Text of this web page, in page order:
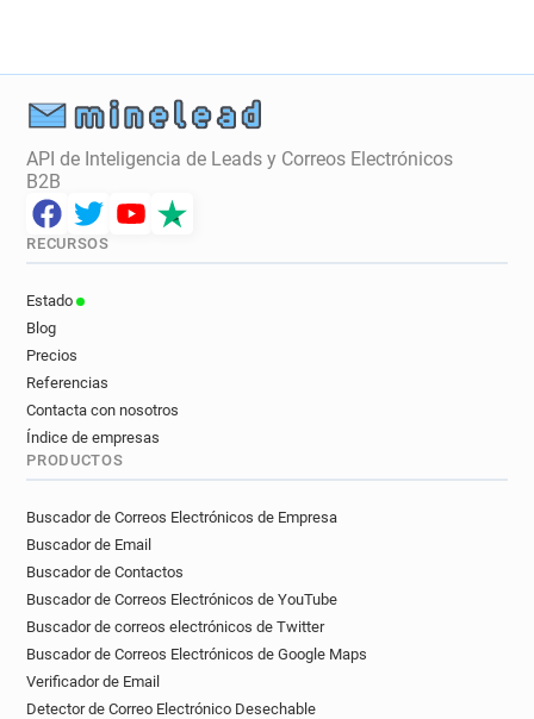
API de Inteligencia de Leads y Correos Electrónicos
B2B
RECURSOS
Estado
Blog
Precios
Referencias
Contacta con nosotros
Índice de empresas
PRODUCTOS
Buscador de Correos Electrónicos de Empresa
Buscador de Email
Buscador de Contactos
Buscador de Correos Electrónicos de YouTube
Buscador de correos electrónicos de Twitter
Buscador de Correos Electrónicos de Google Maps
Verificador de Email
Detector de Correo Electrónico Desechable